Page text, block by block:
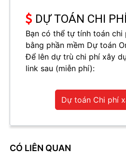
DỰ TOÁN CHI PHÍ
Bạn có thể tự tính toán chi
bằng phần mềm Dự toán
Để lên dự trù chi phí xây
link sau (miễn phí):
Dự toán Chi phí
CÓ LIÊN QUAN